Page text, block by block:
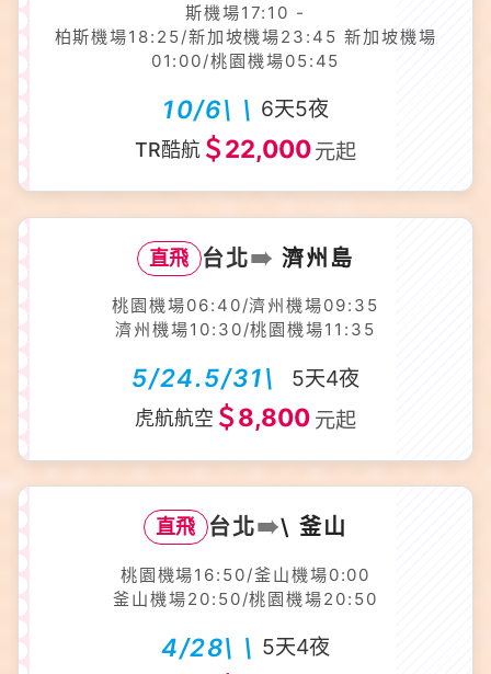
斯機場17:10 -
柏斯機場18:25/新加坡機場23:45 新加坡機場
01:00/桃園機場05:45
10/6\ \ 6天5夜
TR酷航＄22,000元起
直飛 台北➠ 濟州島
桃園機場06:40/濟州機場09:35
濟州機場10:30/桃園機場11:35
5/24.5/31\ 5天4夜
虎航航空 ＄8,800 元起
直飛 台北➠\ 釜山
桃園機場16:50/釜山機場0:00
釜山機場20:50/桃園機場20:50
4/28\ \ 5天4夜